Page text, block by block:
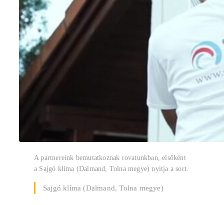
A partnereink bemutatkoznak rovatunkban, elsőként
a Sajgó klíma (Dalmand, Tolna megye) nyitja a sort.
Sajgó klíma (Dalmand, Tolna megye)